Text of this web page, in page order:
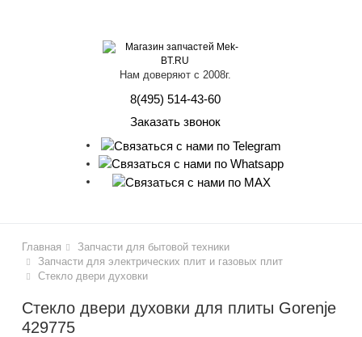
Нам доверяют с 2008г.
8(495) 514-43-60
Заказать звонок
Главная
Запчасти для бытовой техники
Запчасти для электрических плит и газовых плит
Стекло двери духовки
Стекло двери духовки для плиты Gorenje
429775